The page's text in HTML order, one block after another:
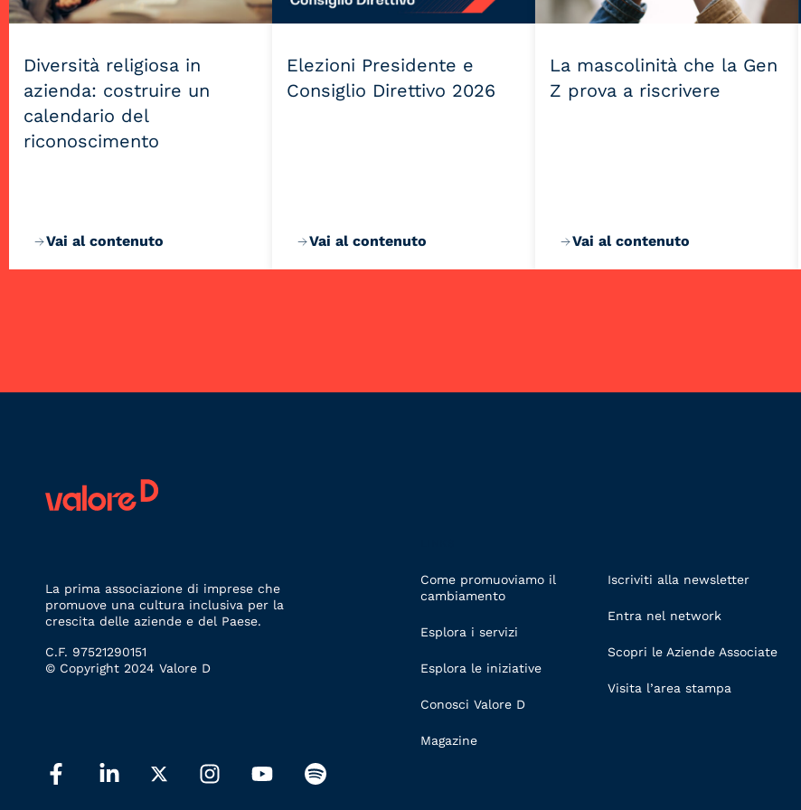
Diversità religiosa in
azienda: costruire un
calendario del
riconoscimento
Vai al contenuto
Elezioni Presidente e
Consiglio Direttivo 2026
Vai al contenuto
La mascolinità che la Gen
Z prova a riscrivere
Vai al contenuto
La prima associazione di imprese che
promuove una cultura inclusiva per la
crescita delle aziende e del Paese.
C.F. 97521290151
© Copyright 2024 Valore D
Come promuoviamo il
cambiamento
Esplora i servizi
Esplora le iniziative
Conosci Valore D
Magazine
Iscriviti alla newsletter
Entra nel network
Scopri le Aziende Associate
Visita l’area stampa